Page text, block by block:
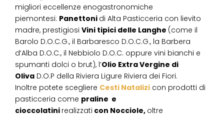
migliori eccellenze enogastronomiche
piemontesi: Panettoni di Alta Pasticceria con lievito
madre, prestigiosi Vini tipici delle Langhe (come il
Barolo D.O.C.G., il Barbaresco D.O.C.G., la Barbera
d’Alba D.O.C., il Nebbiolo D.O.C. oppure vini bianchi e
spumanti dolci o brut), l’Olio Extra Vergine di
Oliva D.O.P della Riviera Ligure Riviera dei Fiori.
Inoltre potete scegliere Cesti Natalizi con prodotti di
pasticceria come praline e
cioccolatini realizzati con Nocciole, oltre